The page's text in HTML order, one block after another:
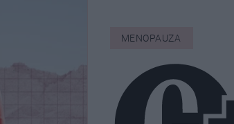
MENOPAUZA